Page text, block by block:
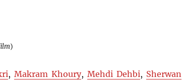
)
,Makram Khoury,Mehdi Dehbi, Sherwan